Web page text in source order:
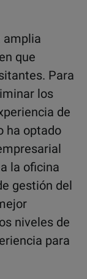
amplia
que
Para
los
de
ha optado
la oficina
gestión del
niveles de
para